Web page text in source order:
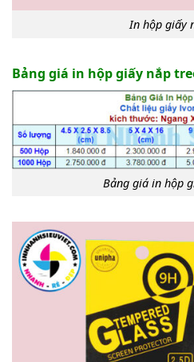
In hộp giấy
Bảng giá in hộp giấy nắp
Bảng giá in hộp